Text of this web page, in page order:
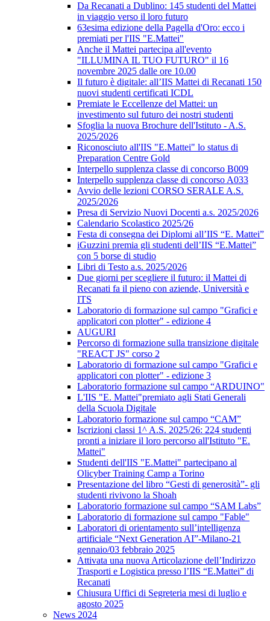
Da Recanati a Dublino: 145 studenti del Mattei
in viaggio verso il loro futuro
63esima edizione della Pagella d'Oro: ecco i
premiati per l'IIS "E.Mattei"
Anche il Mattei partecipa all'evento
"ILLUMINA IL TUO FUTURO" il 16
novembre 2025 dalle ore 10.00
Il futuro è digitale: all’IIS Mattei di Recanati 150
nuovi studenti certificati ICDL
Premiate le Eccellenze del Mattei: un
investimento sul futuro dei nostri studenti
Sfoglia la nuova Brochure dell'Istituto - A.S.
2025/2026
Riconosciuto all'IIS "E.Mattei" lo status di
Preparation Centre Gold
Interpello supplenza classe di concorso B009
Interpello supplenza classe di concorso A033
Avvio delle lezioni CORSO SERALE A.S.
2025/2026
Presa di Servizio Nuovi Docenti a.s. 2025/2026
Calendario Scolastico 2025/26
Festa di consegna dei Diplomi all’IIS “E. Mattei”
iGuzzini premia gli studenti dell’IIS “E.Mattei”
con 5 borse di studio
Libri di Testo a.s. 2025/2026
Due giorni per scegliere il futuro: il Mattei di
Recanati fa il pieno con aziende, Università e
ITS
Laboratorio di formazione sul campo "Grafici e
applicatori con plotter" - edizione 4
AUGURI
Percorso di formazione sulla transizione digitale
"REACT JS" corso 2
Laboratorio di formazione sul campo "Grafici e
applicatori con plotter" - edizione 3
Laboratorio formazione sul campo “ARDUINO"
L'IIS "E. Mattei"premiato agli Stati Generali
della Scuola Digitale
Laboratorio formazione sul campo “CAM”
Iscrizioni classi 1^ A.S. 2025/26: 224 studenti
pronti a iniziare il loro percorso all'Istituto "E.
Mattei"
Studenti dell'IIS "E.Mattei" partecipano al
Olicyber Training Camp a Torino
Presentazione del libro “Gesti di generosità”- gli
studenti rivivono la Shoah
Laboratorio formazione sul campo “SAM Labs”
Laboratorio di formazione sul campo "Fable"
Laboratori di orientamento sull’intelligenza
artificiale “Next Generation AI”-Milano-21
gennaio/03 febbraio 2025
Attivata una nuova Articolazione dell’Indirizzo
Trasporti e Logistica presso l’IIS “E.Mattei” di
Recanati
Chiusura Uffici di Segreteria mesi di luglio e
agosto 2025
News 2024